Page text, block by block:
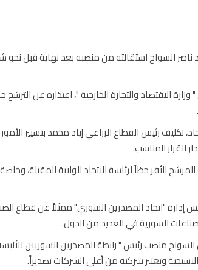
ناصر السواح استقالته من منصبه بعد نهاية قبل
الاقتصاد والتجارة الخارجية "، اعتذاره عن
تكليف رئيس القطاع الزراعي إياد محمد بتسيير الأمور
القرار المناسب.
الأفر حظاً لرئاسة الاتحاد للولاية المقبلة،
السورية في العديد من الدول.
السواح منصب رئيس " رابطة المصدرين السوريين
وتعتبر شركته من أعلى الشركات تصديراً.